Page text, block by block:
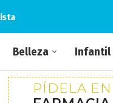
Belleza Infantil
PÍDELA EN